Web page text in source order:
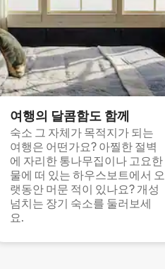
여행의 달콤함도 함께
숙소 그 자체가 목적지가 되는
여행은 어떤가요? 아찔한 절벽
에 자리한 통나무집이나 고요한
물에 떠 있는 하우스보트에서 오
랫동안 머문 적이 있나요? 개성
넘치는 장기 숙소를 둘러보세
요.